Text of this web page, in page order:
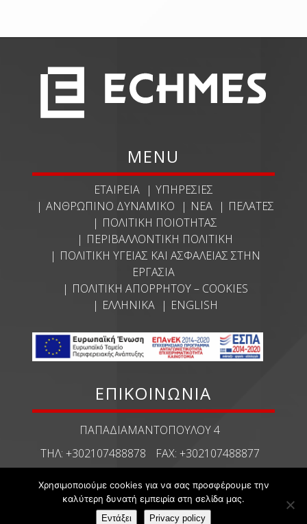
MENU
ΕΤΑΙΡΕΊΑ
ΥΠΗΡΕΣΊΕΣ
ΑΝΘΡΏΠΙΝΟ ΔΥΝΑΜΙΚΌ
ΝΈΑ
ΠΕΛΆΤΕΣ
ΠΟΛΙΤΙΚΉ ΠΟΙΌΤΗΤΑΣ
ΠΕΡΙΒΑΛΛΟΝΤΙΚΉ ΠΟΛΙΤΙΚΉ
ΠΟΛΙΤΙΚΉ ΥΓΕΊΑΣ ΚΑΙ ΑΣΦΆΛΕΙΑΣ ΣΤΗΝ
ΕΡΓΑΣΊΑ
ΠΟΛΙΤΙΚΉ ΑΠΟΡΡΉΤΟΥ – COOKIES
ΕΛΛΗΝΙΚΆ
ENGLISH
ΕΠΙΚΟΙΝΩΝΙΑ
ΠΑΠΑΔΙΑΜΑΝΤΟΠΟΎΛΟΥ 4
ΤΗΛ: +302107488878 FAX: +302107488877
ECHMES@ECHMES.GR
Χρησιμοποιούμε cookies για να σας προσφέρουμε την
καλύτερη δυνατή εμπειρία στη σελίδα μας.
Εντάξει Privacy policy